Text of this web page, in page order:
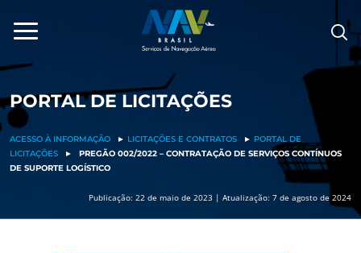
para
conteúdo
PORTAL DE LICITAÇÕES
ACESSO À INFORMAÇÃO ► LICITAÇÕES E CONTRATOS ► PORTAL DE
LICITAÇÕES
►
PREGÃO 002/2022 – CONTRATAÇÃO DE SERVIÇOS CONTÍNUOS
DE SUPORTE LOGÍSTICO
Publicação: 22 de maio de 2023 | Atualização: 7 de agosto de 2024